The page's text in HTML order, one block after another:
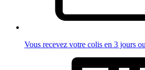
Vous recevez votre colis en 3 jours